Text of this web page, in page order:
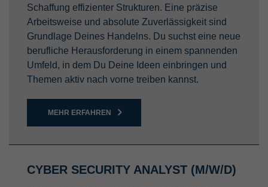
Schaffung effizienter Strukturen. Eine präzise
Arbeitsweise und absolute Zuverlässigkeit sind
Grundlage Deines Handelns. Du suchst eine neue
berufliche Herausforderung in einem spannenden
Umfeld, in dem Du Deine Ideen einbringen und
Themen aktiv nach vorne treiben kannst.
MEHR ERFAHREN
CYBER SECURITY ANALYST (M/W/D)